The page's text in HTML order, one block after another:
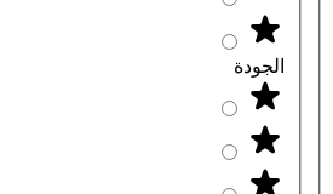
الجودة